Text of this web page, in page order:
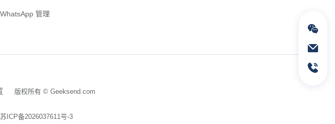
WhatsApp 管理
版权所有 © Geeksend.com
苏ICP备2026037611号-3
service@geeksend.com